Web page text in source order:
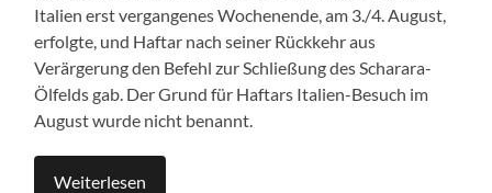
Italien erst vergangenes Wochenende, am 3./4. August,
erfolgte, und Haftar nach seiner Rückkehr aus
Verärgerung den Befehl zur Schließung des Scharara-
Ölfelds gab. Der Grund für Haftars Italien-Besuch im
August wurde nicht benannt.
Weiterlesen